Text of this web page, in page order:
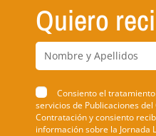
Quiero
Consiento el
servicios de Publicaciones
Contratación y consiento
información sobre la Jornada